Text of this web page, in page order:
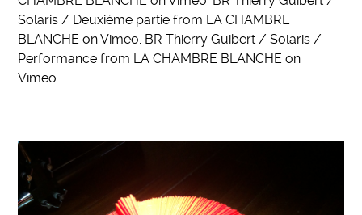
Solaris / Deuxième partie from LA CHAMBRE
BLANCHE on Vimeo. BR Thierry Guibert / Solaris /
Performance from LA CHAMBRE BLANCHE on
Vimeo.